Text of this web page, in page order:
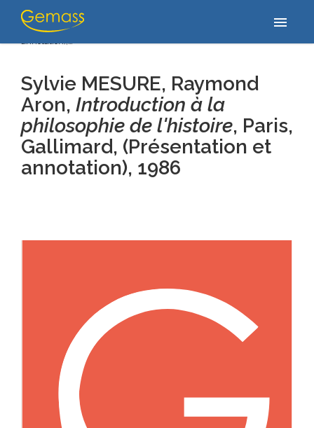
menu
Accueil/Publications
à la philosophie de l'histoire, Paris, Gallimard, (Présentation et
annotation),…
Sylvie MESURE, Raymond
Aron, Introduction à la
philosophie de l'histoire, Paris,
Gallimard, (Présentation et
annotation), 1986